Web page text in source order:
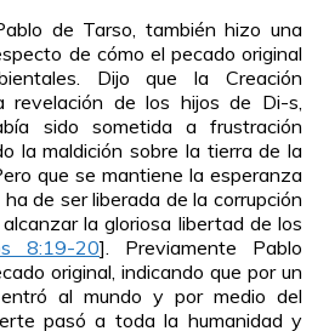
de Tarso, también hizo una
de cómo el pecado original
Dijo que la Creación
revelación de los hijos de Di-s,
sido sometida a frustración
la maldición sobre la tierra de la
que se mantiene la esperanza
de ser liberada de la corrupción
la gloriosa libertad de los
8:19-20]. Previamente Pablo
original, indicando que por un
al mundo y por medio del
pasó a toda la humanidad y